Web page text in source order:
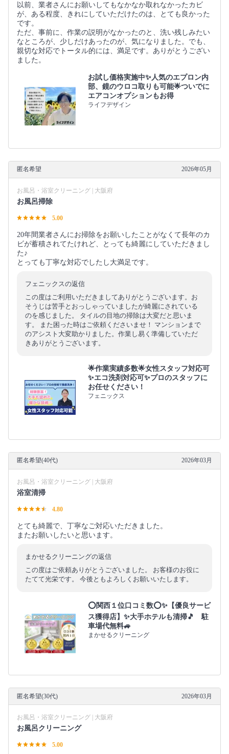
以前、業者さんにお願いしてもなかなか取れなかったカビ
が、ある程度、きれにしていただけたのは、とても良かった
です。
ただ、事前に、作業の説明がなかったのと、洗い残しみたい
なところが、少しだけあったのが、気になりました。でも、
親切な対応でトータル的には、満足です。ありがとうござい
ました。
お試し価格実施中✨人気のエプロン内
部、鏡のウロコ取りも可能🌟ついでに
エアコンオプションもお得
ライフデザイン
匿名希望 2026年05月
お風呂・浴室クリーニング | 大阪府
お風呂掃除
5.00
20年間業者さんにお掃除をお願いしたことがなくて長年のカ
ビが蓄積されてたけれど、とっても綺麗にしていただきまし
た♪
とっても丁寧な対応でしたし大満足です。
フェニックスの返信
この度はご利用いただきましてありがとうございます。お
そうじは苦手とおっしゃっていましたが綺麗にされている
のを感じました。 タイルの目地の掃除は大変だと思いま
す。 また困った時はご依頼くださいませ！ マンションまで
のアシスト大変助かりました。作業し易く準備していただ
きありがとうございます。
🌟作業実績多数🌟女性スタッフ対応可
✨エコ洗剤対応可✨プロのスタッフに
お任せください！
フェニックス
匿名希望(40代) 2026年03月
お風呂・浴室クリーニング | 大阪府
浴室清掃
4.80
とても綺麗で、丁寧なご対応いただきました。
またお願いしたいと思います。
まかせるクリーニングの返信
この度はご依頼ありがとうございました。 お客様のお役に
たてて光栄です。 今後ともよろしくお願いいたします。
⭕関西１位口コミ数⭕✨【優良サービ
ス獲得店】✨大手ホテルも清掃🎵 駐
車場代無料🚙
まかせるクリーニング
匿名希望(30代) 2026年03月
お風呂・浴室クリーニング | 大阪府
お風呂クリーニング
5.00